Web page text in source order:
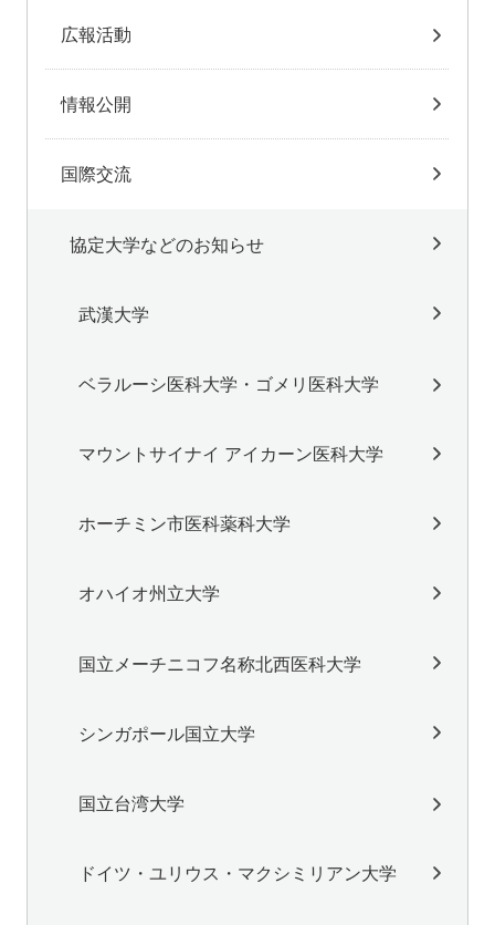
広報活動
情報公開
国際交流
協定大学などのお知らせ
武漢大学
ベラルーシ医科大学・ゴメリ医科大学
マウントサイナイ アイカーン医科大学
ホーチミン市医科薬科大学
オハイオ州立大学
国立メーチニコフ名称北西医科大学
シンガポール国立大学
国立台湾大学
ドイツ・ユリウス・マクシミリアン大学